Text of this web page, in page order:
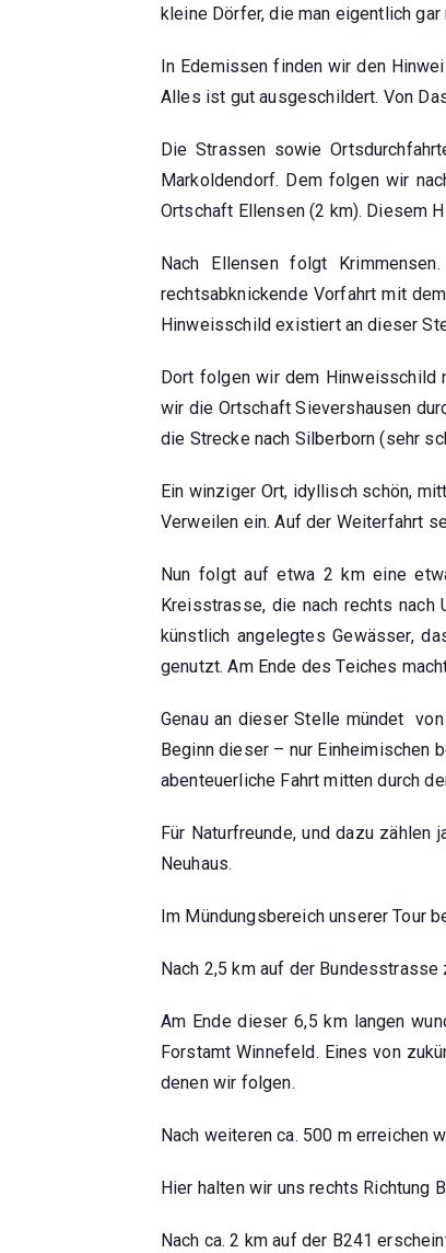
kleine Dörfer, die man eigentlich
In Edemissen finden wir den
Alles ist gut ausgeschildert. Von
Die Strassen sowie
Markoldendorf. Dem folgen wir
Ortschaft Ellensen (2 km). Diesem
Nach Ellensen folgt
rechtsabknickende Vorfahrt mit
Hinweisschild existiert an dieser
Dort folgen wir dem Hinweisschild
wir die Ortschaft Sievershausen
die Strecke nach Silberborn (sehr
Ein winziger Ort, idyllisch schön,
Verweilen ein. Auf der Weiterfahrt
Nun folgt auf etwa 2 km eine
Kreisstrasse, die nach rechts nach
künstlich angelegtes Gewässer,
genutzt. Am Ende des Teiches
Genau an dieser Stelle mündet
Beginn dieser – nur Einheimischen
abenteuerliche Fahrt mitten durch
Für Naturfreunde, und dazu
Neuhaus.
Im Mündungsbereich unserer Tour
Nach 2,5 km auf der
Am Ende dieser 6,5 km langen
Forstamt Winnefeld. Eines von
denen wir folgen.
Nach weiteren ca. 500 m erreichen
Hier halten wir uns rechts Richtung
Nach ca. 2 km auf der B241